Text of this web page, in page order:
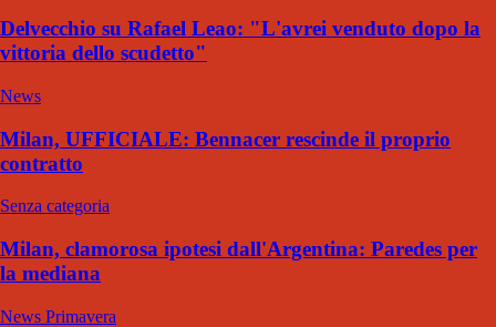
Delvecchio su Rafael Leao: "L'avrei venduto dopo la
vittoria dello scudetto"
News
Milan, UFFICIALE: Bennacer rescinde il proprio
contratto
Senza categoria
Milan, clamorosa ipotesi dall'Argentina: Paredes per
la mediana
News Primavera